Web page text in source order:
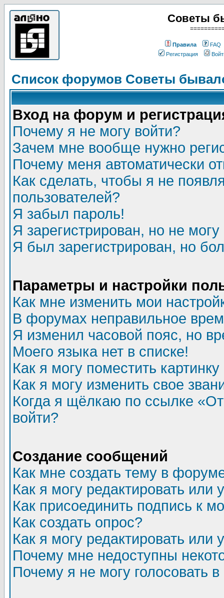
Советы
Правила
FAQ
Регистрация
Список форумов Советы
Вход на форум и
Почему я не могу войти?
Зачем мне вообще нужно
Почему меня автоматически
Как сделать, чтобы я не
пользователей?
Я забыл пароль!
Я зарегистрирован, но не могу
Я был зарегистрирован, но
Параметры и настройки
Как мне изменить мои
В форумах неправильное
Я изменил часовой пояс, но
Моего языка нет в списке!
Как я могу поместить
Как я могу изменить свое
Когда я щёлкаю по ссылке
войти?
Создание сообщений
Как мне создать тему в
Как я могу редактировать или
Как присоединить подпись к
Как создать опрос?
Как я могу редактировать или
Почему мне недоступны
Почему я не могу голосовать